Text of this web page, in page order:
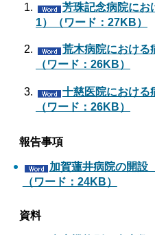
芳珠記念病院にお
1）（ワード：27KB）
荒木病院における
（ワード：26KB）
十慈医院における
（ワード：26KB）
報告事項
加賀蓮井病院の開設
（ワード：24KB）
資料